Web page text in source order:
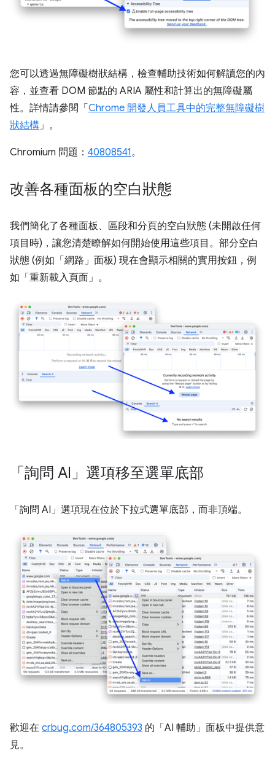
您可以透過無障礙樹狀結構，檢查輔助技術如何解讀您的內
容，並查看 DOM 節點的 ARIA 屬性和計算出的無障礙屬
性。詳情請參閱「 Chrome 開發人員工具中的完整無障礙樹
狀結構」。
Chromium 問題： 40808541。
改善各種面板的空白狀態
我們簡化了各種面板、區段和分頁的空白狀態 (未開啟任何
項目時)，讓您清楚瞭解如何開始使用這些項目。部分空白
狀態 (例如「網路」 面板) 現在會顯示相關的實用按鈕，例
如「重新載入頁面」 。
「詢問 AI」選項移至選單底部
「詢問 AI」 選項現在位於下拉式選單底部，而非頂端。
歡迎在 crbug.com/364805393 的「AI 輔助」 面板中提供意
見。